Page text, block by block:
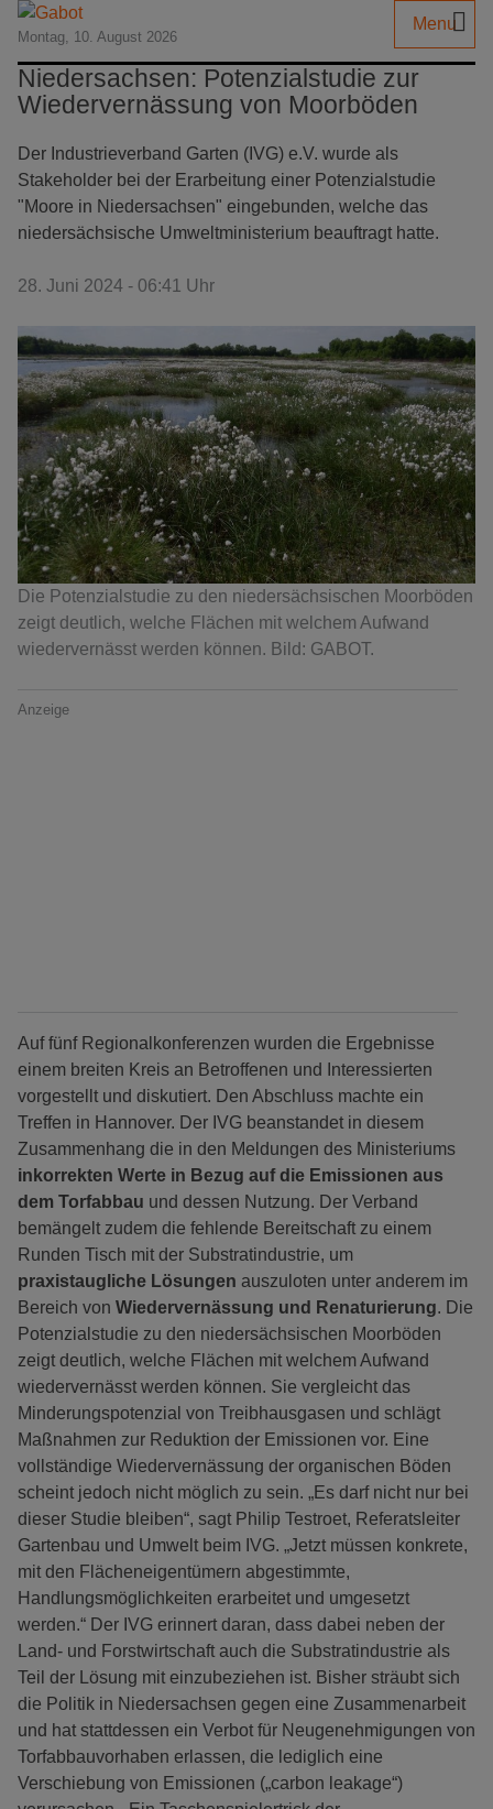
Montag, 10. August 2026
Menu
Niedersachsen: Potenzialstudie zur
Wiedervernässung von Moorböden
Der Industrieverband Garten (IVG) e.V. wurde als
Stakeholder bei der Erarbeitung einer Potenzialstudie
"Moore in Niedersachsen" eingebunden, welche das
niedersächsische Umweltministerium beauftragt hatte.
28. Juni 2024 - 06:41 Uhr
Die Potenzialstudie zu den niedersächsischen Moorböden
zeigt deutlich, welche Flächen mit welchem Aufwand
wiedervernässt werden können. Bild: GABOT.
Anzeige
Auf fünf Regionalkonferenzen wurden die Ergebnisse
einem breiten Kreis an Betroffenen und Interessierten
vorgestellt und diskutiert. Den Abschluss machte ein
Treffen in Hannover. Der IVG beanstandet in diesem
Zusammenhang die in den Meldungen des Ministeriums
inkorrekten Werte in Bezug auf die Emissionen aus
dem Torfabbau und dessen Nutzung. Der Verband
bemängelt zudem die fehlende Bereitschaft zu einem
Runden Tisch mit der Substratindustrie, um
praxistaugliche Lösungen auszuloten unter anderem im
Bereich von Wiedervernässung und Renaturierung. Die
Potenzialstudie zu den niedersächsischen Moorböden
zeigt deutlich, welche Flächen mit welchem Aufwand
wiedervernässt werden können. Sie vergleicht das
Minderungspotenzial von Treibhausgasen und schlägt
Maßnahmen zur Reduktion der Emissionen vor. Eine
vollständige Wiedervernässung der organischen Böden
scheint jedoch nicht möglich zu sein. „Es darf nicht nur bei
dieser Studie bleiben“, sagt Philip Testroet, Referatsleiter
Gartenbau und Umwelt beim IVG. „Jetzt müssen konkrete,
mit den Flächeneigentümern abgestimmte,
Handlungsmöglichkeiten erarbeitet und umgesetzt
werden.“ Der IVG erinnert daran, dass dabei neben der
Land- und Forstwirtschaft auch die Substratindustrie als
Teil der Lösung mit einzubeziehen ist. Bisher sträubt sich
die Politik in Niedersachsen gegen eine Zusammenarbeit
und hat stattdessen ein Verbot für Neugenehmigungen von
Torfabbauvorhaben erlassen, die lediglich eine
Verschiebung von Emissionen („carbon leakage“)